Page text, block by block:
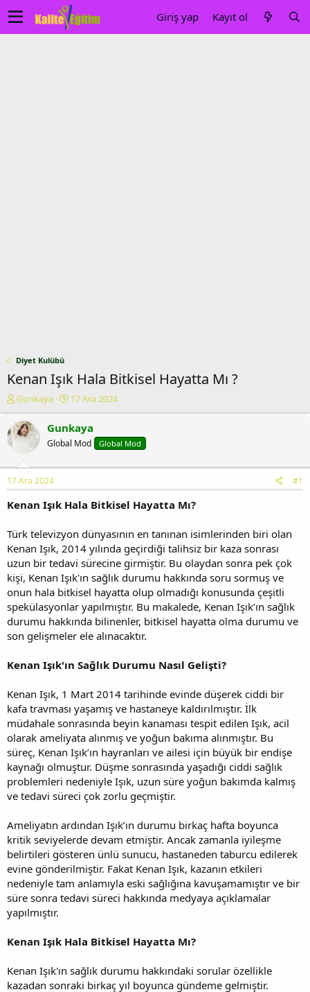
Giriş yap Kayıt ol
Diyet Kulübü
Kenan Işık Hala Bitkisel Hayatta Mı ?
K
n
u
b
a
l
t
a
n
Gunkaya
B
ş
l
a
g
t
r
i
h
17 Ara 2024
Gunkaya
Global Mod Global Mod
17 Ara 2024 #1
Kenan Işık Hala Bitkisel Hayatta Mı?
Türk televizyon dünyasının en tanınan isimlerinden biri olan
Kenan Işık, 2014 yılında geçirdiği talihsiz bir kaza sonrası
uzun bir tedavi sürecine girmiştir. Bu olaydan sonra pek çok
kişi, Kenan Işık'ın sağlık durumu hakkında soru sormuş ve
onun hala bitkisel hayatta olup olmadığı konusunda çeşitli
spekülasyonlar yapılmıştır. Bu makalede, Kenan Işık’ın sağlık
durumu hakkında bilinenler, bitkisel hayatta olma durumu ve
son gelişmeler ele alınacaktır.
Kenan Işık'ın Sağlık Durumu Nasıl Gelişti?
Kenan Işık, 1 Mart 2014 tarihinde evinde düşerek ciddi bir
kafa travması yaşamış ve hastaneye kaldırılmıştır. İlk
müdahale sonrasında beyin kanaması tespit edilen Işık, acil
olarak ameliyata alınmış ve yoğun bakıma alınmıştır. Bu
süreç, Kenan Işık’ın hayranları ve ailesi için büyük bir endişe
kaynağı olmuştur. Düşme sonrasında yaşadığı ciddi sağlık
problemleri nedeniyle Işık, uzun süre yoğun bakımda kalmış
ve tedavi süreci çok zorlu geçmiştir.
Ameliyatın ardından Işık’ın durumu birkaç hafta boyunca
kritik seviyelerde devam etmiştir. Ancak zamanla iyileşme
belirtileri gösteren ünlü sunucu, hastaneden taburcu edilerek
evine gönderilmiştir. Fakat Kenan Işık, kazanın etkileri
nedeniyle tam anlamıyla eski sağlığına kavuşamamıştır ve bir
süre sonra tedavi süreci hakkında medyaya açıklamalar
yapılmıştır.
Kenan Işık Hala Bitkisel Hayatta Mı?
Kenan Işık'ın sağlık durumu hakkındaki sorular özellikle
kazadan sonraki birkaç yıl boyunca gündeme gelmiştir.